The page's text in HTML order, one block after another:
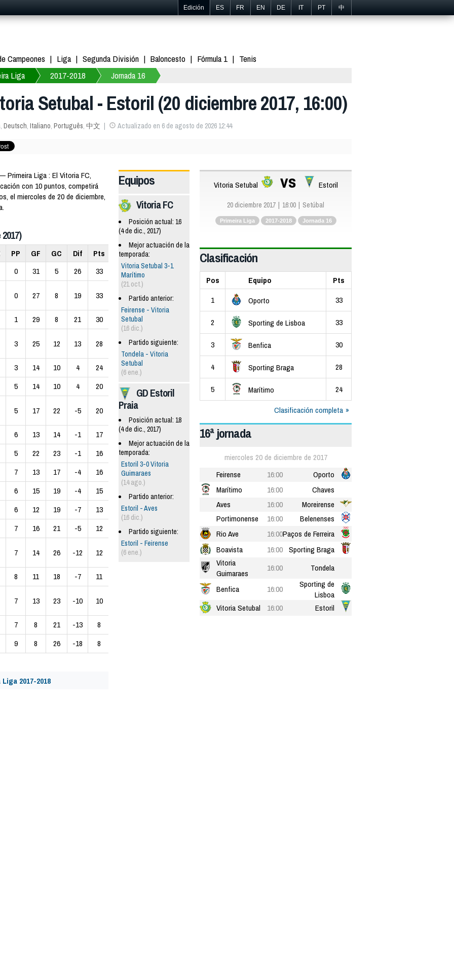
Edición ES FR EN DE IT PT 中
Campeones Liga Segunda División Baloncesto Fórmula 1
Tenis
Liga 2017-2018 Jornada 16
Setubal - Estoril (20 diciembre 2017, 16:00)
, Deutsch, Italiano, Português, 中文 Actualizado en 6 de agosto de 2026 12:44
Primeira Liga : El Vitoria FC,
con 10 puntos, competirá
el miercoles de 20 de diciembre,
PP GF GC Dif
Pts
0 31 5 26 33
0 27 8 19 33
1 29 8 21 30
3 25 12 13 28
3 14 10 4
24
5 14 10 4 20
5 17 22 -5 20
6 13 14 -1
17
5 22 23 -1
16
7 13 17 -4
16
6 15 19 -4
15
6 12 19 -7
13
7 16 21 -5 12
7 14 26 -12 12
8 11 18 -7 11
7 13 23 -10 10
7 8 21 -13
8
9 8 26 -18 8
2017-2018
Equipos
Vitoria FC
Posición actual: 16
(4 de dic., 2017)
Mejor actuación de la
temporada:
Vitoria Setubal 3-1
Marítimo
(21 oct.)
Partido anterior:
Feirense - Vitoria
Setubal
(16 dic.)
Partido siguiente:
Tondela - Vitoria
Setubal
(6 ene.)
GD Estoril
Praia
Posición actual: 18
(4 de dic., 2017)
Mejor actuación de la
temporada:
Estoril 3-0 Vitoria
Guimaraes
(14 ago.)
Partido anterior:
Estoril - Aves
(16 dic.)
Partido siguiente:
Estoril - Feirense
(6 ene.)
Vitoria Setubal vs Estoril
20 diciembre 2017 16:00 Setúbal
Primeira Liga 2017-2018 Jornada 16
Clasificación
Pos Equipo
Pts
1
Oporto 33
2 Sporting de Lisboa 33
3 Benfica 30
4 Sporting Braga 28
5 Marítimo
24
Clasificación completa
16ª jornada
miercoles 20 de diciembre de 2017
Feirense
16:00
Oporto
Marítimo
16:00
Chaves
Aves
16:00
Moreirense
Portimonense
16:00
Belenenses
Rio Ave
16:00Paços de Ferreira
Boavista
16:00 Sporting Braga
Vitoria
Guimaraes
16:00
Tondela
Benfica
16:00
Sporting de
Lisboa
Vitoria Setubal
16:00 Estoril